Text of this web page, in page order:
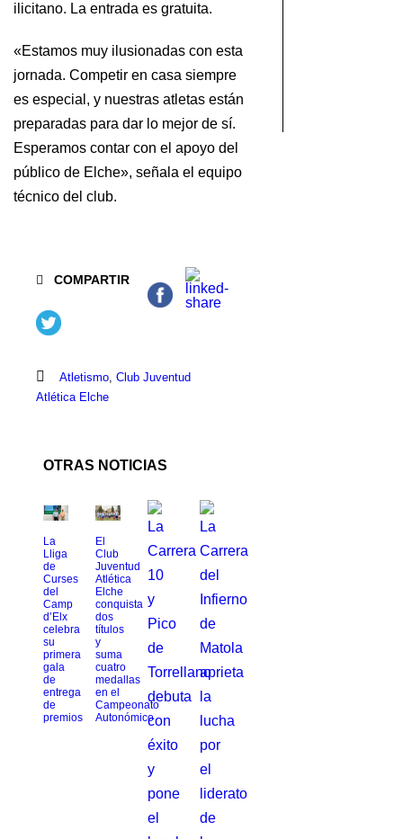
ilicitano. La entrada es gratuita.
«Estamos muy ilusionadas con esta
jornada. Competir en casa siempre
es especial, y nuestras atletas están
preparadas para dar lo mejor de sí.
Esperamos contar con el apoyo del
público de Elche», señala el equipo
técnico del club.
COMPARTIR
Atletismo, Club Juventud
Atlética Elche
OTRAS NOTICIAS
La
Lliga
de
Curses
del
Camp
d’Elx
celebra
su
primera
gala
de
entrega
de
premios
El
Club
Juventud
Atlética
Elche
conquista
dos
títulos
y
suma
cuatro
medallas
en el
Campeonato
Autonómico